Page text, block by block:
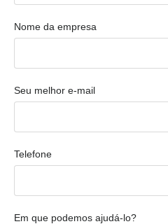
Nome da empresa
Seu melhor e-mail
Telefone
Em que podemos ajudá-lo?